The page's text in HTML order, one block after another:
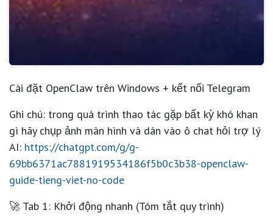
Cài đặt OpenClaw trên Windows + kết nối Telegram
Ghi chú: trong quá trình thao tác gặp bất kỳ khó khan
gì hãy chụp ảnh màn hình và dán vào ô chat hỏi trợ lý
AI: https://chatgpt.com/g/g-
69bb6371ac7881919534186f5b0c3b38-openclaw-
guide-tieng-viet-no-code
🚀 Tab 1: Khởi động nhanh (Tóm tắt quy trình)